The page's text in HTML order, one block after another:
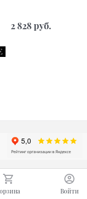
2 828 руб.
Войти